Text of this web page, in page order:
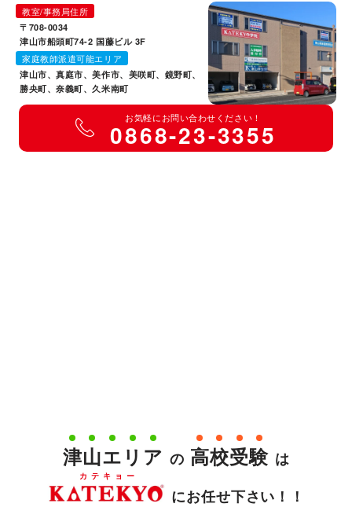
教室/事務局住所
〒708-0034
津山市船頭町74-2 国藤ビル 3F
家庭教師派遣可能エリア
津山市、真庭市、美作市、美咲町、鏡野町、
勝央町、奈義町、久米南町
お気軽にお問い合わせください！
0868-23-3355
津山エ リ ア の 高校受験 は
カテキョー
にお任せ下さい！！